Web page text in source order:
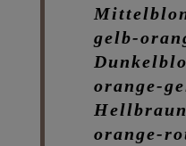
gelb-
orange-
orange-